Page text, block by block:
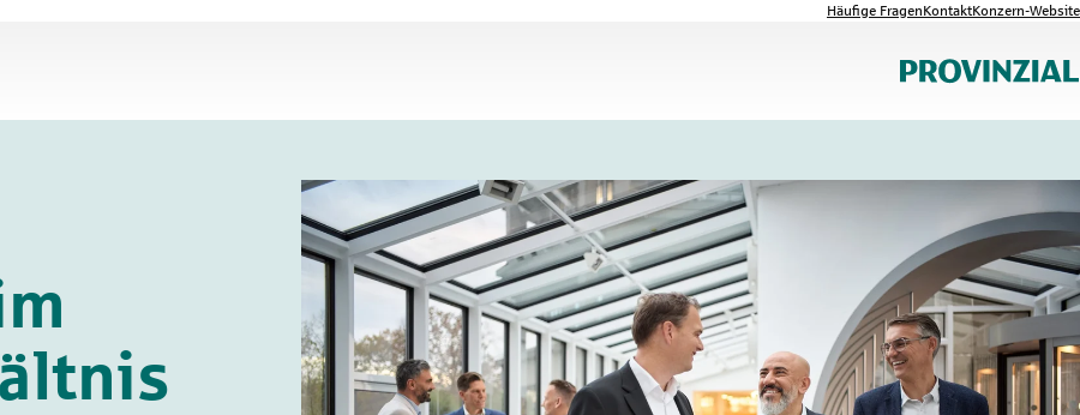
Häufige FragenKontaktKonzern-Website